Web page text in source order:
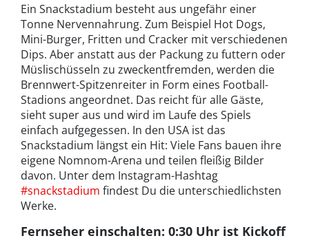
Ein Snackstadium besteht aus ungefähr einer
Tonne Nervennahrung. Zum Beispiel Hot Dogs,
Mini-Burger, Fritten und Cracker mit verschiedenen
Dips. Aber anstatt aus der Packung zu futtern oder
Müslischüsseln zu zweckentfremden, werden die
Brennwert-Spitzenreiter in Form eines Football-
Stadions angeordnet. Das reicht für alle Gäste,
sieht super aus und wird im Laufe des Spiels
einfach aufgegessen. In den USA ist das
Snackstadium längst ein Hit: Viele Fans bauen ihre
eigene Nomnom-Arena und teilen fleißig Bilder
davon. Unter dem Instagram-Hashtag
#snackstadium findest Du die unterschiedlichsten
Werke.
Fernseher einschalten: 0:30 Uhr ist Kickoff